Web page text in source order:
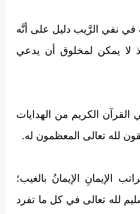
في نفي الرَّيب دليل على أنَّه
لا يمكن لمخلوق أن يدعي
القرآن الكريم من الهدايات
لله تعالى المعظمون له.
الإيمانِ الإيمانُ بالغيب؛
لله تعالى في كل ما تفرد